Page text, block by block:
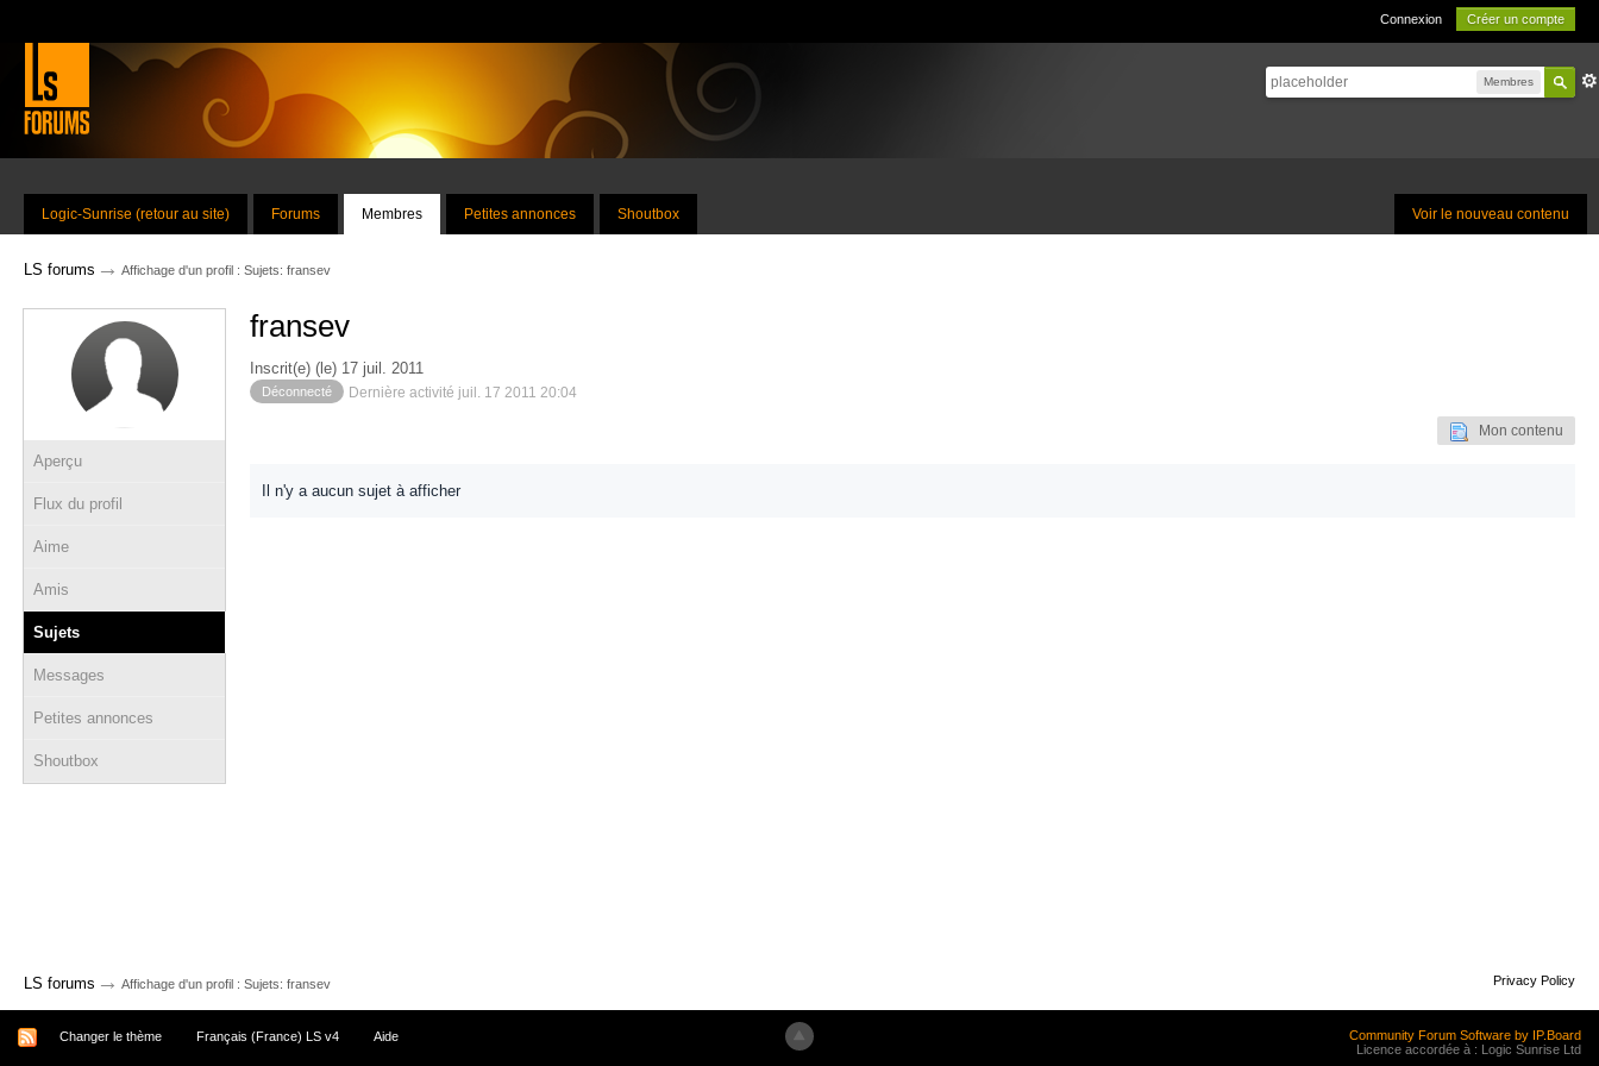
Connexion Créer un compte
Membres
Voir le nouveau contenu
Logic-Sunrise (retour au site) Forums Membres Petites annonces Shoutbox
LS forums → Affichage d'un profil : Sujets: fransev
Aperçu
Flux du profil
Aime
Amis
Sujets
Messages
Petites annonces
Shoutbox
fransev
Inscrit(e) (le) 17 juil. 2011
Déconnecté Dernière activité juil. 17 2011 20:04
Mon contenu
Il n'y a aucun sujet à afficher
LS forums → Affichage d'un profil : Sujets: fransev Privacy Policy
Changer le thème Français (France) LS v4 Aide
Community Forum Software by IP.Board
Licence accordée à : Logic Sunrise Ltd